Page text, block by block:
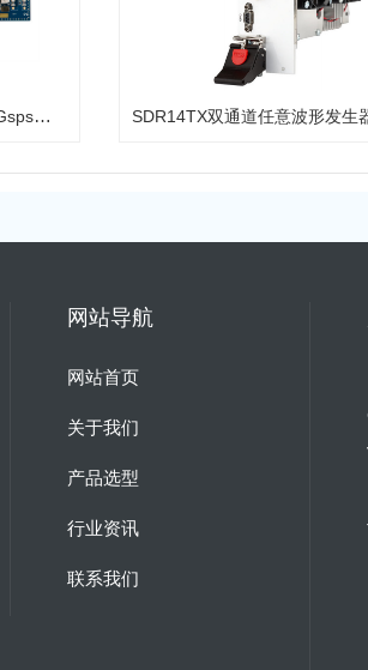
ADQ1600RF数字化仪板卡1.6Gsps精度14bit SDR14TX双通道任意波形发生
网站导航
网站首页
关于我们
产品选型
行业资讯
联系我们